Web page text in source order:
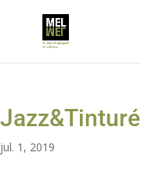
Jazz&Tinturé
jul. 1, 2019